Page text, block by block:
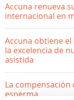
Accuna renueva
internacional en
Accuna obtiene el
la excelencia de
asistida
La
esperma